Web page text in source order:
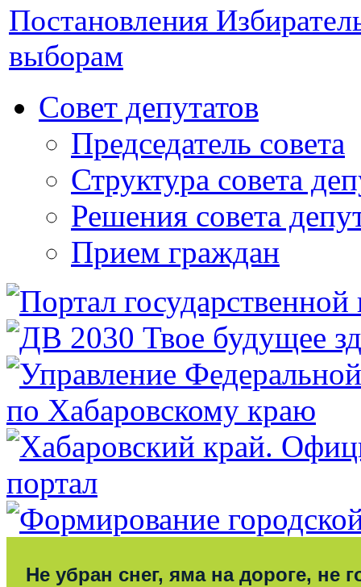
Постановления
выборам
Совет депутатов
Председатель совета
Структура совета
Решения совета
Прием граждан
Не убран снег, яма на дороге, не